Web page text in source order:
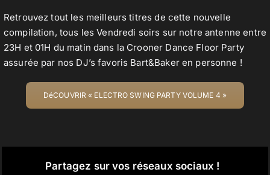
Retrouvez tout les meilleurs titres de cette nouvelle
compilation, tous les Vendredi soirs sur notre antenne entre
23H et 01H du matin dans la Crooner Dance Floor Party
assurée par nos DJ’s favoris Bart&Baker en personne !
DéCOUVRIR « ELECTRO SWING PARTY VOLUME 4 »
Partagez sur vos réseaux sociaux !